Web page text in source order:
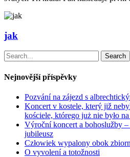
jak
Search
Nejnovější příspěvky
Pozvání na zájezd s
Koncert v kostele, který již
kościele, którego już nie było
Výroční koncert a bohoslužby
jubileusz
Człowiek wypalony obok
O vyvolení a totožnosti